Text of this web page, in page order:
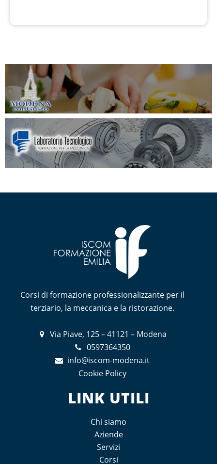
Corsi di formazione professionalizzante per il
terziario, la meccanica e la ristorazione.
Via Piave, 125 – 41121 – Modena
0597364350
info@iscom-modena.it
Cookie Policy
LINK UTILI
Chi siamo
Aziende
Servizi
Corsi